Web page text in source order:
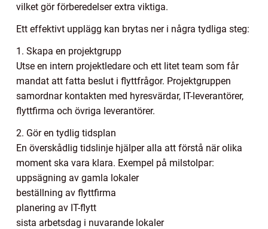
vilket gör förberedelser extra viktiga.
Ett effektivt upplägg kan brytas ner i några tydliga steg:
1. Skapa en projektgrupp
Utse en intern projektledare och ett litet team som får
mandat att fatta beslut i flyttfrågor. Projektgruppen
samordnar kontakten med hyresvärdar, IT-leverantörer,
flyttfirma och övriga leverantörer.
2. Gör en tydlig tidsplan
En överskådlig tidslinje hjälper alla att förstå när olika
moment ska vara klara. Exempel på milstolpar:
uppsägning av gamla lokaler
beställning av flyttfirma
planering av IT-flytt
sista arbetsdag i nuvarande lokaler